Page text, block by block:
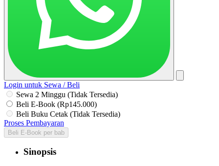
Login untuk Sewa / Beli
Sewa 2 Minggu (Tidak Tersedia)
Beli E-Book (Rp145.000)
Beli Buku Cetak (Tidak Tersedia)
Proses Pembayaran
Beli E-Book per bab
Sinopsis